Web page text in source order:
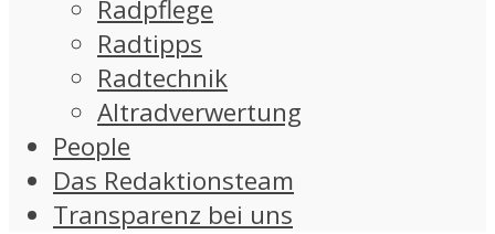
Radpflege
Radtipps
Radtechnik
Altradverwertung
People
Das Redaktionsteam
Transparenz bei uns